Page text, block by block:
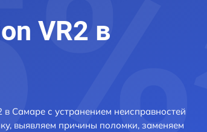
VR2 в
Самаре с устранением неисправностей
выявляем причины поломки, заменяем